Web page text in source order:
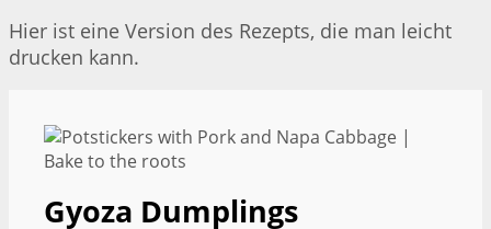
Hier ist eine Version des Rezepts, die man leicht
drucken kann.
Gyoza Dumplings